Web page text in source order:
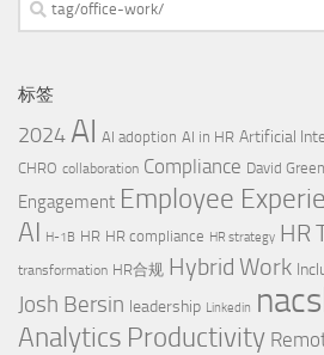
索：
标签
2024 AI AI adoption AI in HR Artificial
CHRO collaboration Compliance David Green
Engagement Employee
AI H-1B HR HR compliance HR strategy HR
transformation HR合规 Hybrid Work
Josh Bersin leadership Linkedin
Analytics Productivity